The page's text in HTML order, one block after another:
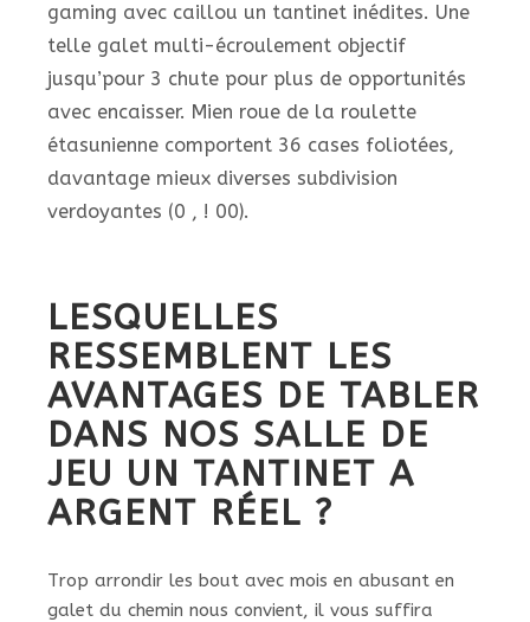
gaming avec caillou un tantinet inédites. Une
telle galet multi-écroulement objectif
jusqu’pour 3 chute pour plus de opportunités
avec encaisser. Mien roue de la roulette
étasunienne comportent 36 cases foliotées,
davantage mieux diverses subdivision
verdoyantes (0 , ! 00).
LESQUELLES
RESSEMBLENT LES
AVANTAGES DE TABLER
DANS NOS SALLE DE
JEU UN TANTINET A
ARGENT RÉEL ?
Trop arrondir les bout avec mois en abusant en
galet du chemin nous convient, il vous suffira